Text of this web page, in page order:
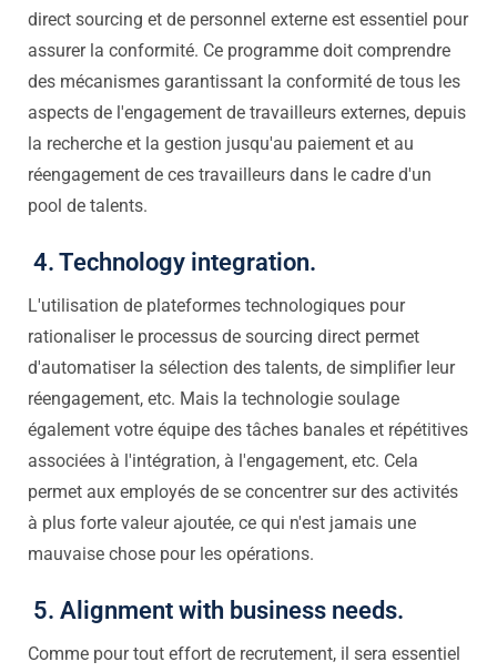
direct sourcing et de personnel externe est essentiel pour
assurer la conformité. Ce programme doit comprendre
des mécanismes garantissant la conformité de tous les
aspects de l'engagement de travailleurs externes, depuis
la recherche et la gestion jusqu'au paiement et au
réengagement de ces travailleurs dans le cadre d'un
pool de talents.
4. Technology integration.
L'utilisation de plateformes technologiques pour
rationaliser le processus de sourcing direct permet
d'automatiser la sélection des talents, de simplifier leur
réengagement, etc. Mais la technologie soulage
également votre équipe des tâches banales et répétitives
associées à l'intégration, à l'engagement, etc. Cela
permet aux employés de se concentrer sur des activités
à plus forte valeur ajoutée, ce qui n'est jamais une
mauvaise chose pour les opérations.
5. Alignment with business needs.
Comme pour tout effort de recrutement, il sera essentiel